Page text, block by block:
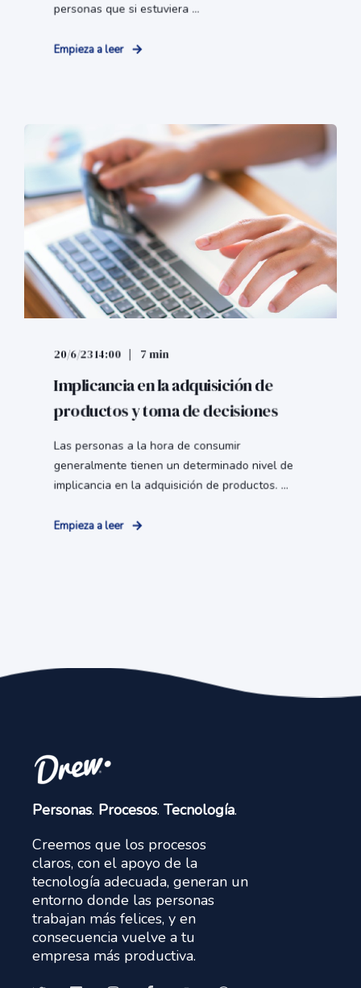
personas que si estuviera ...
Empieza a leer
20/6/23 14:00 7 min
Implicancia en la adquisición de
productos y toma de decisiones
Las personas a la hora de consumir
generalmente tienen un determinado nivel de
implicancia en la adquisición de productos. ...
Empieza a leer
Personas. Procesos. Tecnología.
Creemos que los procesos
claros, con el apoyo de la
tecnología adecuada, generan un
entorno donde las personas
trabajan más felices, y en
consecuencia vuelve a tu
empresa más productiva.